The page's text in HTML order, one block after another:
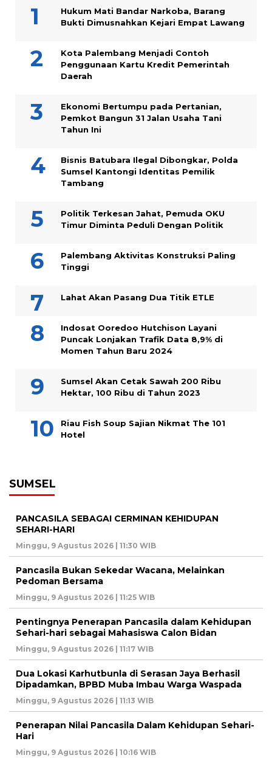
Hukum Mati Bandar Narkoba, Barang
Bukti Dimusnahkan Kejari Empat Lawang
Kota Palembang Menjadi Contoh
Penggunaan Kartu Kredit Pemerintah
Daerah
Ekonomi Bertumpu pada Pertanian,
Pemkot Bangun 31 Jalan Usaha Tani
Tahun Ini
Bisnis Batubara Ilegal Dibongkar, Polda
Sumsel Kantongi Identitas Pemilik
Tambang
Politik Terkesan Jahat, Pemuda OKU
Timur Diminta Peduli Dengan Politik
Palembang Aktivitas Konstruksi Paling
Tinggi
Lahat Akan Pasang Dua Titik ETLE
Indosat Ooredoo Hutchison Layani
Puncak Lonjakan Trafik Data 8,9% di
Momen Tahun Baru 2024
Sumsel Akan Cetak Sawah 200 Ribu
Hektar, 100 Ribu di Tahun 2023
Riau Fish Soup Sajian Nikmat The 101
Hotel
SUMSEL
PANCASILA SEBAGAI CERMINAN KEHIDUPAN
SEHARI-HARI
Minggu, 9 Agustus 2026 | 11:30 WIB
Pancasila Bukan Sekedar Wacana, Melainkan
Pedoman Bersama
Minggu, 9 Agustus 2026 | 11:25 WIB
Pentingnya Penerapan Pancasila dalam Kehidupan
Sehari-hari sebagai Mahasiswa Calon Bidan
Minggu, 9 Agustus 2026 | 11:17 WIB
Dua Lokasi Karhutbunla di Serasan Jaya Berhasil
Dipadamkan, BPBD Muba Imbau Warga Waspada
Minggu, 9 Agustus 2026 | 11:13 WIB
Penerapan Nilai Pancasila Dalam Kehidupan Sehari-
Hari
Minggu, 9 Agustus 2026 | 10:16 WIB